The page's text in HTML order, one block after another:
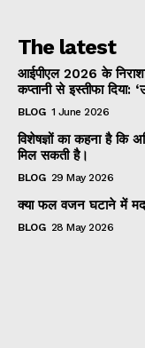
The latest
आईपीएल 2026 के
कप्तानी से इस्तीफा दिया:
BLOG 1 June 2026
विशेषज्ञों का कहना है
मिल सकती है।
BLOG 29 May 2026
क्या फल वजन घटाने में
BLOG 28 May 2026